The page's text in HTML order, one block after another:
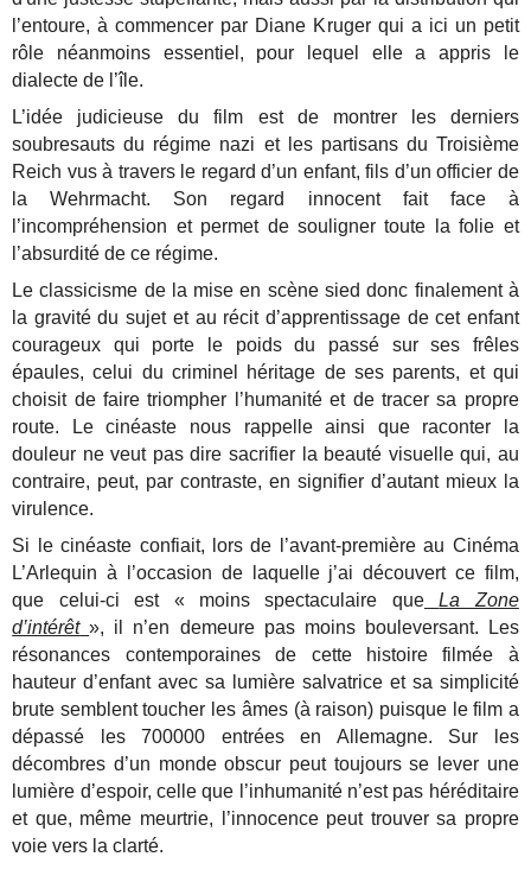
l’entoure, à commencer par Diane Kruger qui a ici un petit
rôle néanmoins essentiel, pour lequel elle a appris le
dialecte de l’île.
L’idée judicieuse du film est de montrer les derniers
soubresauts du régime nazi et les partisans du Troisième
Reich vus à travers le regard d’un enfant, fils d’un officier de
la Wehrmacht. Son regard innocent fait face à
l’incompréhension et permet de souligner toute la folie et
l’absurdité de ce régime.
Le classicisme de la mise en scène sied donc finalement à
la gravité du sujet et au récit d’apprentissage de cet enfant
courageux qui porte le poids du passé sur ses frêles
épaules, celui du criminel héritage de ses parents, et qui
choisit de faire triompher l’humanité et de tracer sa propre
route. Le cinéaste nous rappelle ainsi que raconter la
douleur ne veut pas dire sacrifier la beauté visuelle qui, au
contraire, peut, par contraste, en signifier d’autant mieux la
virulence.
Si le cinéaste confiait, lors de l’avant-première au Cinéma
L’Arlequin à l’occasion de laquelle j’ai découvert ce film,
que celui-ci est « moins spectaculaire que
La Zone
d’intérêt », il n’en demeure pas moins bouleversant. Les
résonances contemporaines de cette histoire filmée à
hauteur d’enfant avec sa lumière salvatrice et sa simplicité
brute semblent toucher les âmes (à raison) puisque le film a
dépassé les 700000 entrées en Allemagne. Sur les
décombres d’un monde obscur peut toujours se lever une
lumière d’espoir, celle que l’inhumanité n’est pas héréditaire
et que, même meurtrie, l’innocence peut trouver sa propre
voie vers la clarté.